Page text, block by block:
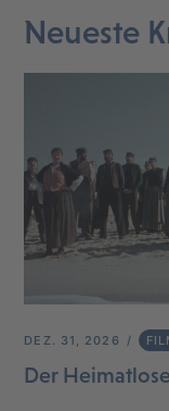
Neueste
DEZ. 31, 2026
Der Heimatlose